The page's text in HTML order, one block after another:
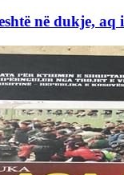
në dukje, aq